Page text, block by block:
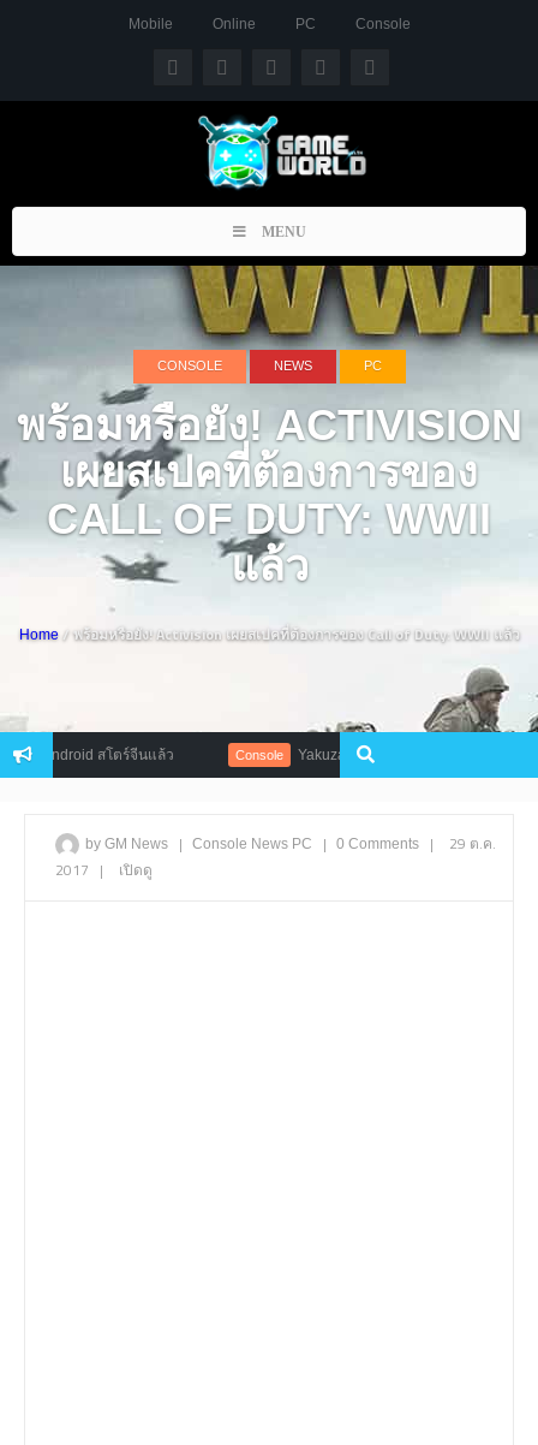
Mobile Online PC Console
Toggle
navigation
MENU
CONSOLE NEWS PC
พร้อมหรือยัง! ACTIVISION
เผยสเปคที่ต้องการของ
CALL OF DUTY: WWII
แล้ว
Home/ พร้อมหรือยัง! Activision เผยสเปคที่ต้องการของ Call of Duty: WWII แล้ว
สโตร์จีนแล้ว Console Yakuza 6 ปล่อยตัวอย่างใหม่ โชว์มินิเกมสุดรั่
by GM News | Console News PC | 0 Comments |
29 ต.ค.
2017 | เปิดดู